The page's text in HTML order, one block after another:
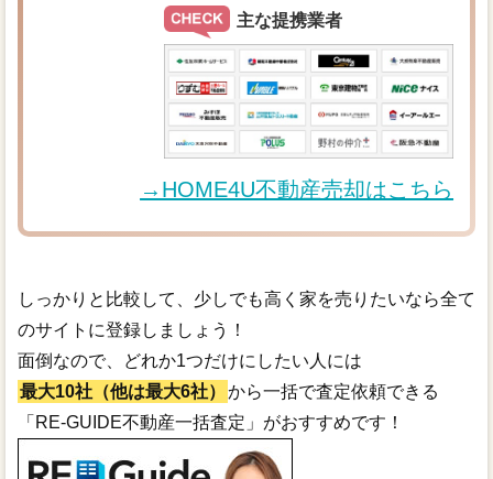
主な提携業者
→HOME4U不動産売却はこちら
しっかりと比較して、少しでも高く家を売りたいなら全て
のサイトに登録しましょう！
面倒なので、どれか1つだけにしたい人には
最大10社（他は最大6社）
から一括で査定依頼できる
「RE-GUIDE不動産一括査定」がおすすめです！